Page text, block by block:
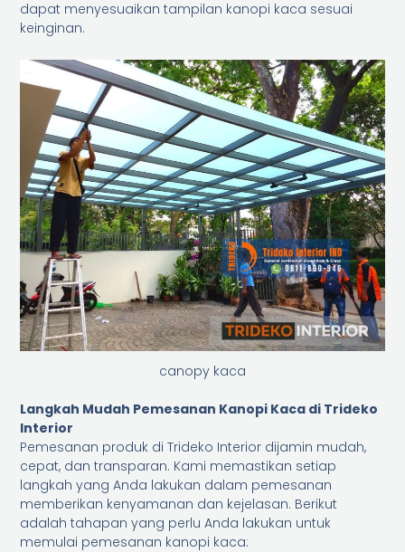
dapat menyesuaikan tampilan kanopi kaca sesuai
keinginan.
canopy kaca
Langkah Mudah Pemesanan Kanopi Kaca di Trideko
Interior
Pemesanan produk di Trideko Interior dijamin mudah,
cepat, dan transparan. Kami memastikan setiap
langkah yang Anda lakukan dalam pemesanan
memberikan kenyamanan dan kejelasan. Berikut
adalah tahapan yang perlu Anda lakukan untuk
memulai pemesanan kanopi kaca: